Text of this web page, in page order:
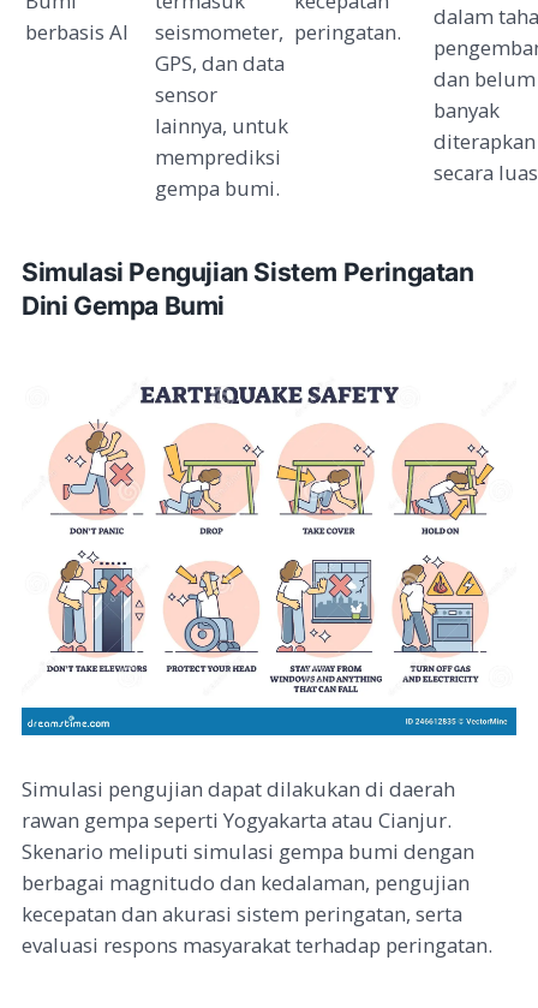
berbasis AI
seismometer,
GPS, dan data
sensor
lainnya, untuk
memprediksi
gempa bumi.
peringatan.
dalam
dan belum
banyak
diterapkan
secara
Simulasi Pengujian Sistem Peringatan
Dini Gempa Bumi
Simulasi pengujian dapat dilakukan di daerah
rawan gempa seperti Yogyakarta atau Cianjur.
Skenario meliputi simulasi gempa bumi dengan
berbagai magnitudo dan kedalaman, pengujian
kecepatan dan akurasi sistem peringatan, serta
evaluasi respons masyarakat terhadap peringatan.